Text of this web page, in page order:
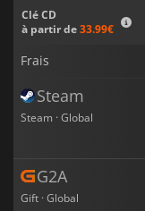
Clé CD
à partir de33.99€
Frais
Steam
Steam · Global
G2A
Gift · Global